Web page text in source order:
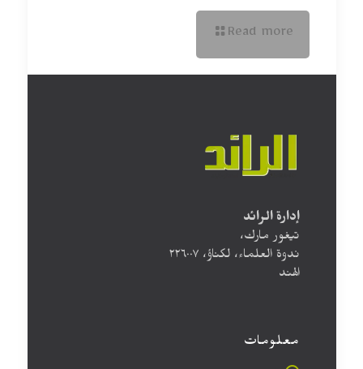
Read more
إدارة الرائد
تيغور مارك،
ندوة العلماء، لكناؤ، ۲۲٦۰۰۷
الهند
معلومات